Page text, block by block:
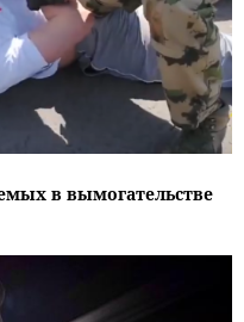
в вымогательстве